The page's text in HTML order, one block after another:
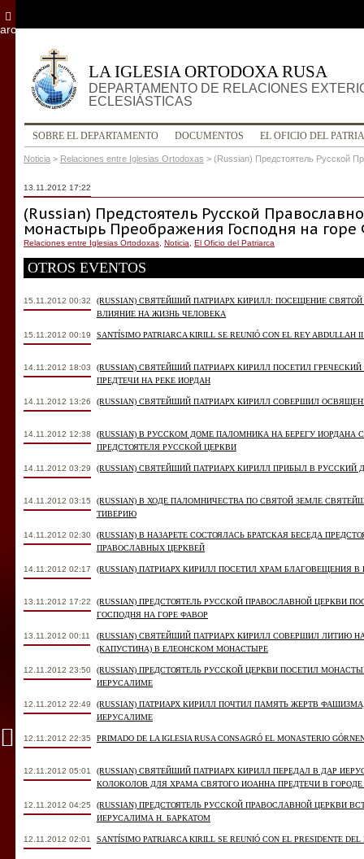
LA IGLESIA ORTODOXA RUSA
DEPARTAMENTO DE RELACIONES
ECLESIÁSTICAS
SOBRE EL DEPARTAMENTO DOCUMENTOS EL OFICIO DEL
Noticia > Relaciones entre Iglesias Ortodoxas > (Russian) Предстоятель Русской
13.11.2012 17:22
(Russian) Предстоятель Русской
монастырь Преображения Господня на
Relaciones entre Iglesias Ortodoxas Noticia El Oficio del Patriarca
OTROS EVENTOS
15.11.2012 00:32
(RUSSIAN) СВЯТЕЙШИЙ ПАТРИАРХ КИРИЛЛ: ПОСЕЩЕНИЕ
ВЛИЯНИЕ НА ЖИЗНЬ ЧЕЛОВЕКА
15.11.2012 00:19 SANTÍSIMO PATRIARCA KIRILL SE REUNIÓ CON EL REY ABDULLAH
14.11.2012 18:03
(RUSSIAN) СВЯТЕЙШИЙ ПАТРИАРХ КИРИЛЛ ПОСЕТИЛ
ПРЕДТЕЧИ НА РЕКЕ ИОРДАН
14.11.2012 13:26 (RUSSIAN) СВЯТЕЙШИЙ ПАТРИАРХ КИРИЛЛ СОВЕРШИЛ
14.11.2012 12:38
(RUSSIAN) В РУССКОМ ДОМЕ ПАЛОМНИКА НА БЕРЕГУ ИОРДАНА
ПРЕДСТОЯТЕЛЯ РУССКОЙ ЦЕРКВИ
14.11.2012 03:29 (RUSSIAN) СВЯТЕЙШИЙ ПАТРИАРХ КИРИЛЛ ПРИБЫЛ В
14.11.2012 03:15
(RUSSIAN) В ХОДЕ ПАЛОМНИЧЕСТВА ПО СВЯТОЙ ЗЕМЛЕ
ТИВЕРИЮ
14.11.2012 02:30
(RUSSIAN) В НАЗАРЕТЕ СОСТОЯЛАСЬ БРАТСКАЯ БЕСЕДА
ПРАВОСЛАВНЫХ ЦЕРКВЕЙ
14.11.2012 02:17 (RUSSIAN) ПАТРИАРХ КИРИЛЛ ПОСЕТИЛ ХРАМ БЛАГОВЕЩЕНИЯ В
13.11.2012 17:22
(RUSSIAN) ПРЕДСТОЯТЕЛЬ РУССКОЙ ПРАВОСЛАВНОЙ ЦЕРКВИ
ГОСПОДНЯ НА ГОРЕ ФАВОР
13.11.2012 00:11
(RUSSIAN) СВЯТЕЙШИЙ ПАТРИАРХ КИРИЛЛ СОВЕРШИЛ ЛИТИЮ
(КАПУСТИНА) В ЕЛЕОНСКОМ МОНАСТЫРЕ
12.11.2012 23:50
(RUSSIAN) ПРЕДСТОЯТЕЛЬ РУССКОЙ ЦЕРКВИ ПОСЕТИЛ
ИЕРУСАЛИМЕ
12.11.2012 22:49
(RUSSIAN) ПАТРИАРХ КИРИЛЛ ПОЧТИЛ ПАМЯТЬ ЖЕРТВ
ИЕРУСАЛИМЕ
12.11.2012 22:35 PRIMADO DE LA IGLESIA RUSA CONSAGRÓ EL MONASTERIO
12.11.2012 05:01
(RUSSIAN) СВЯТЕЙШИЙ ПАТРИАРХ КИРИЛЛ ПЕРЕДАЛ В ДАР
КОЛОКОЛОВ ДЛЯ ХРАМА СВЯТОГО ИОАННА ПРЕДТЕЧИ В
12.11.2012 04:25
(RUSSIAN) ПРЕДСТОЯТЕЛЬ РУССКОЙ ПРАВОСЛАВНОЙ ЦЕРКВИ
ИЕРУСАЛИМА Н. БАРКАТОМ
12.11.2012 02:01 SANTÍSIMO PATRIARCA KIRILL SE REUNIÓ CON EL PRESIDENTE
archivo